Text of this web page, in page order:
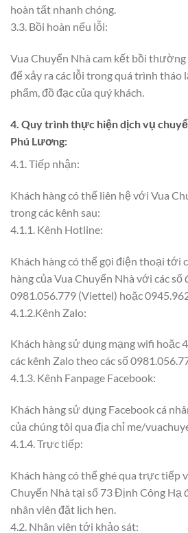
hoàn tất nhanh chóng.
3.3. Bồi hoàn nếu lỗi:
Vua Chuyển Nhà cam kết bồi
để xảy ra các lỗi trong quá trình tháo
phẩm, đồ đạc của quý khách.
4. Quy trình thực hiện dịch vụ
Phú Lương:
4.1. Tiếp nhận:
Khách hàng có thể liên hệ với Vua
trong các kênh sau:
4.1.1. Kênh Hotline:
Khách hàng có thể gọi điện thoại tới
hàng của Vua Chuyển Nhà với các
0981.056.779 (Viettel) hoặc
4.1.2.Kênh Zalo:
Khách hàng sử dụng mạng wifi hoặc
các kênh Zalo theo các số
4.1.3. Kênh Fanpage Facebook:
Khách hàng sử dụng Facebook cá
của chúng tôi qua địa chỉ me/
4.1.4. Trực tiếp:
Khách hàng có thể ghé qua trực tiếp
Chuyển Nhà tại số 73 Định Công
nhân viên đặt lịch hẹn.
4.2. Nhân viên tới khảo sát: